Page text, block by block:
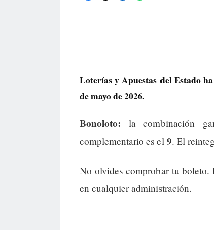
Loterías y Apuestas del Estado
de mayo de 2026.
Bonoloto: la combinación
complementario es el 9. El
No olvides comprobar tu boleto.
en cualquier administración.